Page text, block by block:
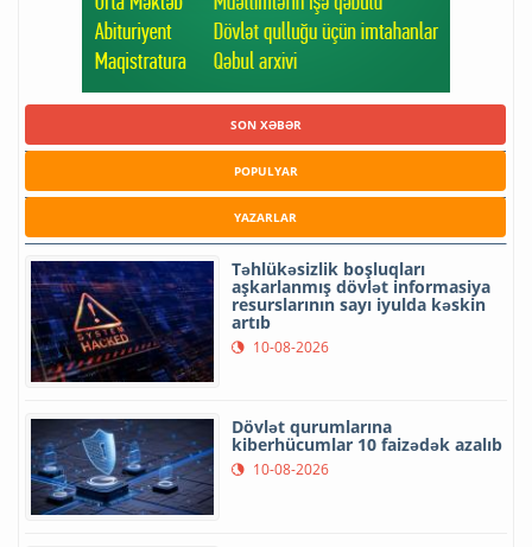
SON XƏBƏR
POPULYAR
YAZARLAR
Təhlükəsizlik boşluqları
aşkarlanmış dövlət informasiya
resurslarının sayı iyulda kəskin
artıb
10-08-2026
Dövlət qurumlarına
kiberhücumlar 10 faizədək azalıb
10-08-2026